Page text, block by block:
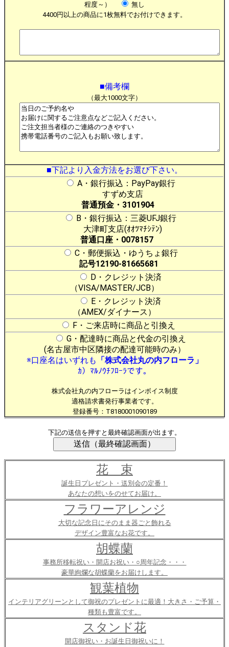
程度～）
無し
4400円以上の商品に1枚無料でお付けできます。
■備考欄
（最大1000文字）
■下記より入金方法をお選び下さい。
A・銀行振込：PayPay銀行
すずめ支店
普通預金・3101904
B・銀行振込：三菱UFJ銀行
大津町支店(ｵｵﾂﾏﾁｼﾃﾝ)
普通口座・0078157
C・郵便振込・ゆうちょ銀行
記号12190-81665681
D・クレジット決済
（VISA/MASTER/JCB）
E・クレジット決済
（AMEX/ダイナース）
F・ご来店時に商品と引換え
G・配達時に商品と代金の引換え
(名古屋市中区隣接の配達可能時のみ）
※口座名はいずれも 「株式会社丸の内フローラ」
ｶ）ﾏﾙﾉｳﾁﾌﾛｰﾗです。
株式会社丸の内フローラはインボイス制度
適格請求書発行事業者です。
登録番号：T8180001090189
下記の送信を押すと最終確認画面が出ます。
花 束
誕生日プレゼント・送別会の定番！
あなたの想いをのせてお届け。
フラワーアレンジ
大切な記念日にそのまま器ごと飾れる
デザイン豊富なお花です。
胡蝶蘭
事務所移転祝い・開店お祝い・○周年記念・・・
豪華絢爛な胡蝶蘭をお届けします。
観葉植物
インテリアグリーンとして御祝のプレゼントに最適！大きさ・ご予算・
種類も豊富です。
スタンド花
開店御祝い・お誕生日御祝いに！